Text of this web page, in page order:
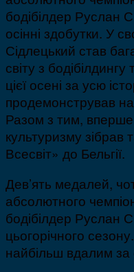
бодібілдер Руслан
осінні здобутки. У
Сідлецький став
світу з
цієї осені за усю
продемонстрував
Разом з тим, вперше
культуризму зібрав
Всесвіт» до Бельгії.
Дев’ять медалей,
абсолютного
бодібілдер Руслан
цьогорічного
найбільш вдалим за